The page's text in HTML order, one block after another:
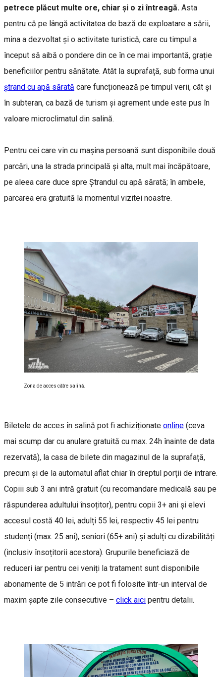
petrece plăcut multe ore, chiar și o zi întreagă. Asta
pentru că pe lângă activitatea de bază de exploatare a sării,
mina a dezvoltat și o activitate turistică, care cu timpul a
început să aibă o pondere din ce în ce mai importantă, grație
beneficiilor pentru sănătate. Atât la suprafață, sub forma unui
ștrand cu apă sărată care funcționează pe timpul verii, cât și
în subteran, ca bază de turism și agrement unde este pus în
valoare microclimatul din salină.
Pentru cei care vin cu mașina persoană sunt disponibile două
parcări, una la strada principală și alta, mult mai încăpătoare,
pe aleea care duce spre Ștrandul cu apă sărată; în ambele,
parcarea era gratuită la momentul vizitei noastre.
Zona de acces către salină.
Biletele de acces în salină pot fi achiziționate online (ceva
mai scump dar cu anulare gratuită cu max. 24h înainte de data
rezervată), la casa de bilete din magazinul de la suprafață,
precum și de la automatul aflat chiar în dreptul porții de intrare.
Copiii sub 3 ani intră gratuit (cu recomandare medicală sau pe
răspunderea adultului însoțitor), pentru copii 3+ ani și elevi
accesul costă 40 lei, adulți 55 lei, respectiv 45 lei pentru
studenți (max. 25 ani), seniori (65+ ani) și adulți cu dizabilități
(inclusiv însoțitorii acestora). Grupurile beneficiază de
reduceri iar pentru cei veniți la tratament sunt disponibile
abonamente de 5 intrări ce pot fi folosite într-un interval de
maxim șapte zile consecutive – click aici pentru detalii.